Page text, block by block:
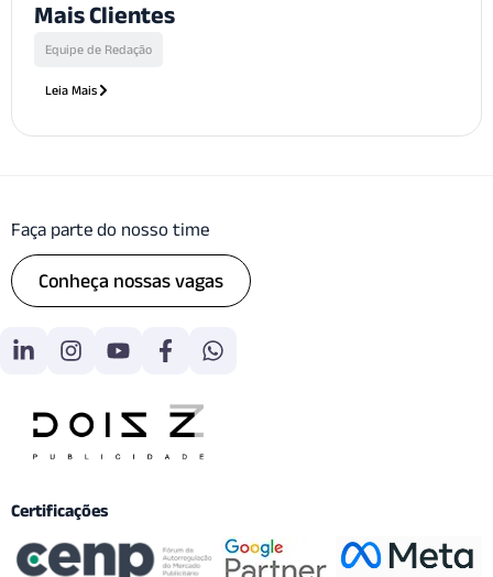
Mais Clientes
Equipe de Redação
Leia Mais
Faça parte do nosso time
Conheça nossas vagas
Certificações